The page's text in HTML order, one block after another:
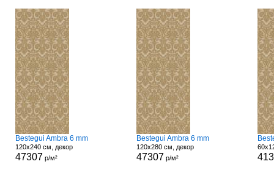
Bestegui Ambra 6 mm
120x240 см, декор
47307 р/м²
Bestegui Ambra 6 mm
120x280 см, декор
47307 р/м²